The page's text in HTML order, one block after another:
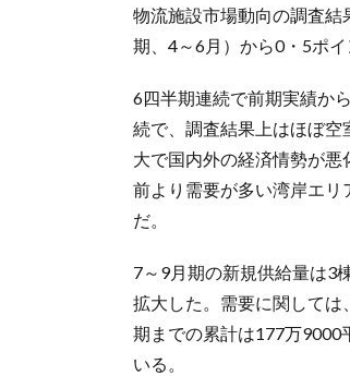
物流施設市場動向の調査
期、4～6月）から0・5ポ
6四半期連続で前期実績か
続で、調査結果上はほぼ
大で国内外の経済情勢が
前より需要が多い湾岸エリ
だ。
7～9月期の新規供給量は3
拡大した。需要に関して
期までの累計は177万9000
いる。